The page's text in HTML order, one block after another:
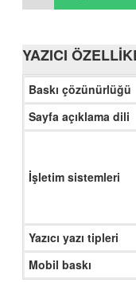
YAZICI
Baskı çözünürlüğü
Sayfa açıklama dili
İşletim sistemleri
Yazıcı yazı tipleri
Mobil baskı